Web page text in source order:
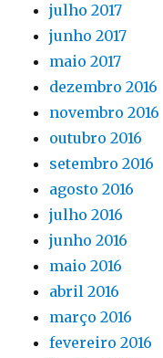
julho 2017
junho 2017
maio 2017
dezembro 2016
novembro 2016
outubro 2016
setembro 2016
agosto 2016
julho 2016
junho 2016
maio 2016
abril 2016
março 2016
fevereiro 2016